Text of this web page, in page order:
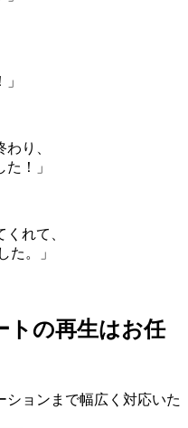
り、
！」
れて、
た。」
トの再生はお任
ョンまで幅広く対応いた